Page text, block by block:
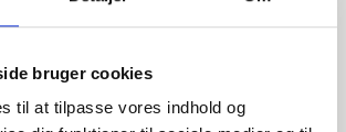
bruger cookies
til at tilpasse vores indhold og